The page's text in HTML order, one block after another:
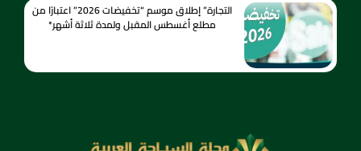
التجارة” إطلاق موسم “تخفيضات 2026” اعتبارًا من
مطلع أغسطس المقبل ولمدة ثلاثة أشهر*